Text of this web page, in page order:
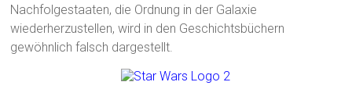
Nachfolgestaaten, die Ordnung in der Galaxie
wiederherzustellen, wird in den Geschichtsbüchern
gewöhnlich falsch dargestellt.